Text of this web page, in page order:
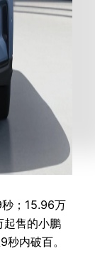
；15.96万
起售的小鹏
内破百。